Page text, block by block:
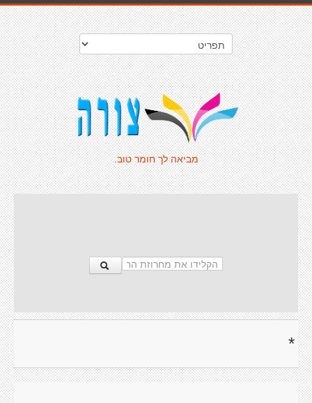
מביאה לך חומר טוב.
*